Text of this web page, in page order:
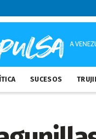
SUCESOS